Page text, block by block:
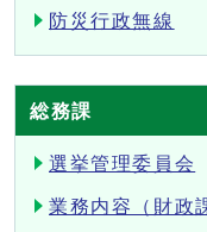
防災行政無線
総務課
選挙管理委員会
業務内容（財政